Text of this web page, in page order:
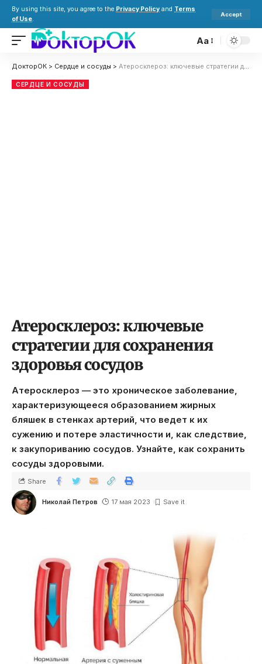
By using this site, you agree to the Privacy Policy and Terms
of Use.
Accept
Aa
ДокторОК > Сердце и сосуды > Атеросклероз: ключевые стратегии для сохранения здоровья сосудов
СЕРДЦЕ И СОСУДЫ
Атеросклероз: ключевые
стратегии для сохранения
здоровья сосудов
Атеросклероз — это хроническое заболевание,
характеризующееся образованием жирных
бляшек в стенках артерий, что ведет к их
сужению и потере эластичности и, как следствие,
к закупориванию сосудов. Узнайте, как сохранить
сосуды здоровыми.
Николай Петров 17 мая 2023
Share